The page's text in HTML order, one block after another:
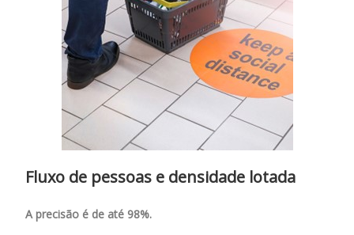
Fluxo de pessoas e densidade lotada
A precisão é de até 98%.